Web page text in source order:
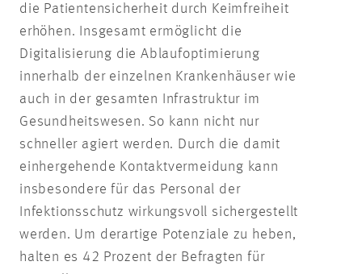
die Patientensicherheit durch Keimfreiheit
erhöhen. Insgesamt ermöglicht die
Digitalisierung die Ablaufoptimierung
innerhalb der einzelnen Krankenhäuser wie
auch in der gesamten Infrastruktur im
Gesundheitswesen. So kann nicht nur
schneller agiert werden. Durch die damit
einhergehende Kontaktvermeidung kann
insbesondere für das Personal der
Infektionsschutz wirkungsvoll sichergestellt
werden. Um derartige Potenziale zu heben,
halten es 42 Prozent der Befragten für